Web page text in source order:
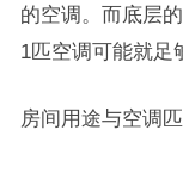
的空调。而底层
1匹空调可能就足
房间用途与空调